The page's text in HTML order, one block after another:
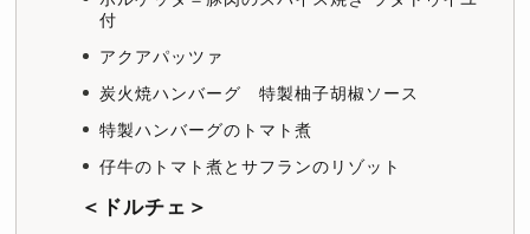
付
アクアパッツァ
炭火焼ハンバーグ 特製柚子胡椒ソース
特製ハンバーグのトマト煮
仔牛のトマト煮とサフランのリゾット
＜ドルチェ＞